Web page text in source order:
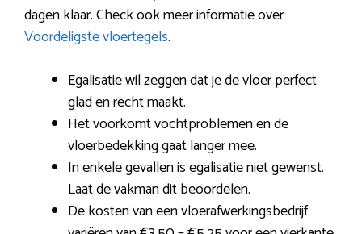
dagen klaar. Check ook meer informatie over
Voordeligste vloertegels.
Egalisatie wil zeggen dat je de vloer perfect
glad en recht maakt.
Het voorkomt vochtproblemen en de
vloerbedekking gaat langer mee.
In enkele gevallen is egalisatie niet gewenst.
Laat de vakman dit beoordelen.
De kosten van een vloerafwerkingsbedrijf